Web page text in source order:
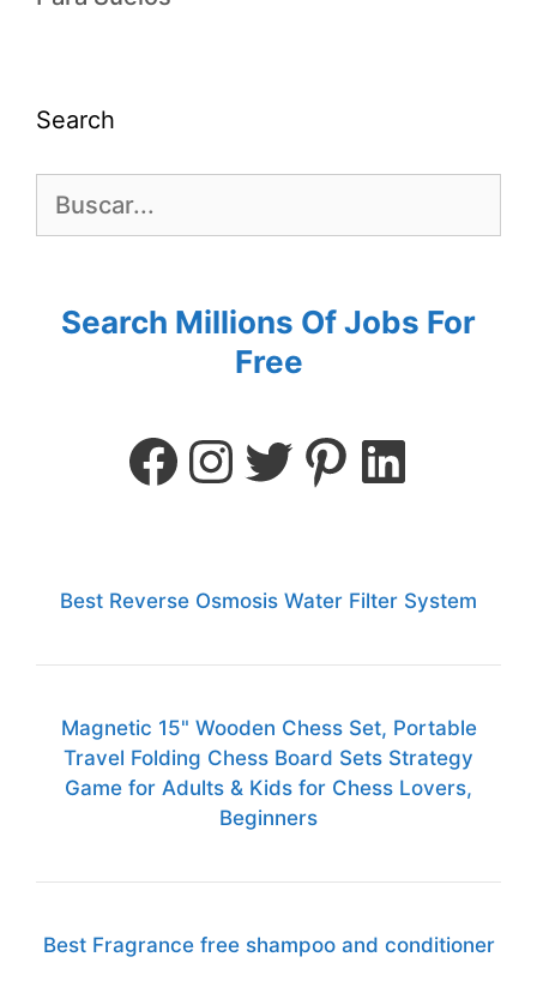
Search
Search Millions Of Jobs For
Free
Best Reverse Osmosis Water Filter System
Magnetic 15" Wooden Chess Set, Portable
Travel Folding Chess Board Sets Strategy
Game for Adults & Kids for Chess Lovers,
Beginners
Best Fragrance free shampoo and conditioner